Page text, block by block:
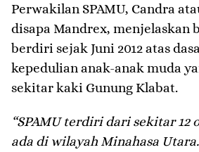
Perwakilan SPAMU, Candra
disapa Mandrex, menjelaskan
berdiri sejak Juni 2012 atas
kepedulian anak-anak muda
sekitar kaki Gunung Klabat.
“SPAMU terdiri dari sekitar 12
ada di wilayah Minahasa